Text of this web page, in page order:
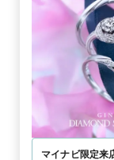
マイナビ限定来